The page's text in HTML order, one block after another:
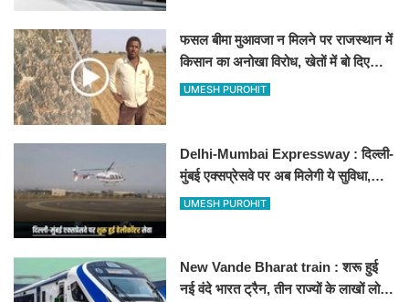
फसल बीमा मुआवजा न मिलने पर राजस्थान में
किसान का अनोखा विरोध, खेतों में बो दिए
500-500 रुपए के नोट, वीडियो वायरल
UMESH PUROHIT
Delhi-Mumbai Expressway : दिल्ली-
मुंबई एक्सप्रेसवे पर अब मिलेगी ये सुविधा,
हेलीकॉप्टर सर्विस से तुरंत घायल पहुंचेगा
UMESH PUROHIT
New Vande Bharat train : शरू हुई
नई वंदे भारत ट्रैन, तीन राज्यों के लाखों लोगों